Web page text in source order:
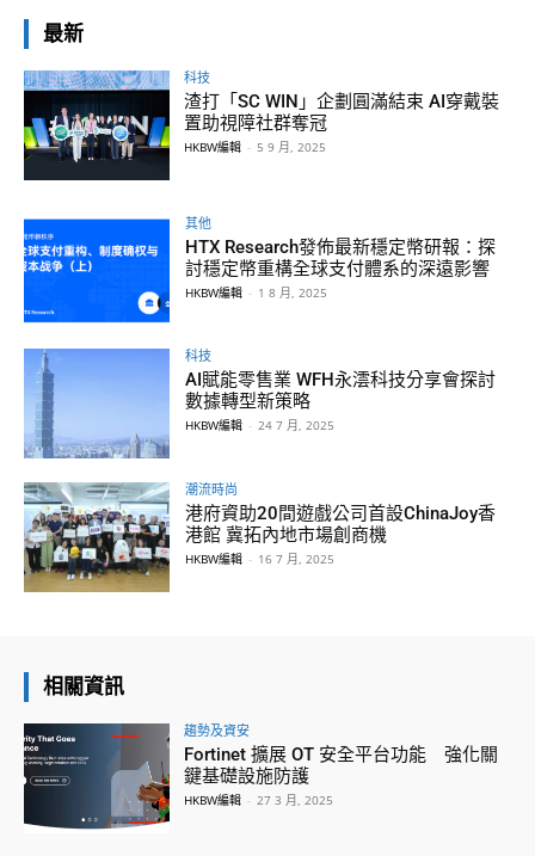
最新
科技
渣打「SC WIN」企劃圓滿結束 AI穿戴裝
置助視障社群奪冠
HKBW編輯 - 5 9 月, 2025
其他
HTX Research發佈最新穩定幣研報：探
討穩定幣重構全球支付體系的深遠影響
HKBW編輯 - 1 8 月, 2025
科技
AI賦能零售業 WFH永澐科技分享會探討
數據轉型新策略
HKBW編輯 - 24 7 月, 2025
潮流時尚
港府資助20間遊戲公司首設ChinaJoy香
港館 冀拓內地市場創商機
HKBW編輯 - 16 7 月, 2025
相關資訊
趨勢及資安
Fortinet 擴展 OT 安全平台功能 強化關
鍵基礎設施防護
HKBW編輯 - 27 3 月, 2025